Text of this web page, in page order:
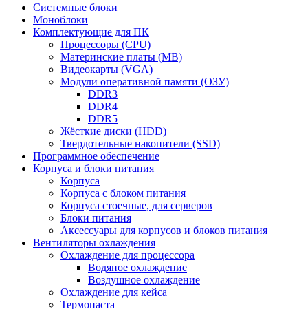
Системные блоки
Моноблоки
Комплектующие для ПК
Процессоры (CPU)
Материнские платы (MB)
Видеокарты (VGA)
Модули оперативной памяти (ОЗУ)
DDR3
DDR4
DDR5
Жёсткие диски (HDD)
Твердотельные накопители (SSD)
Программное обеспечение
Корпуса и блоки питания
Корпуса
Корпуса с блоком питания
Корпуса стоечные, для серверов
Блоки питания
Аксессуары для корпусов и блоков питания
Вентиляторы охлаждения
Охлаждение для процессора
Водяное охлаждение
Воздушное охлаждение
Охлаждение для кейса
Термопаста